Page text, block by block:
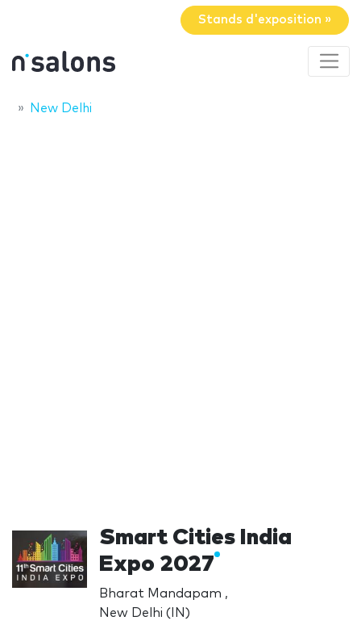
Stands d'exposition »
New Delhi
Smart Cities India
Expo 2027
Bharat Mandapam ,
New Delhi (IN)